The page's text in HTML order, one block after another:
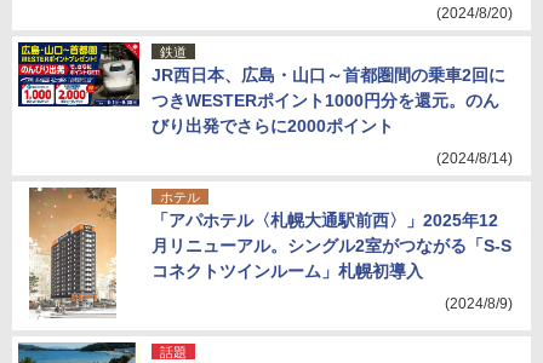
(2024/8/20)
鉄道
JR西日本、広島・山口～首都圏間の乗車2回に
つきWESTERポイント1000円分を還元。のん
びり出発でさらに2000ポイント
(2024/8/14)
ホテル
「アパホテル〈札幌大通駅前西〉」2025年12
月リニューアル。シングル2室がつながる「S-S
コネクトツインルーム」札幌初導入
(2024/8/9)
話題